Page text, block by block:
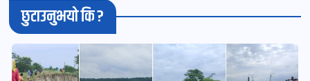
छुटाउनुभयो कि ?